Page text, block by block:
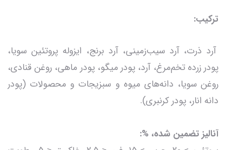
ترکیب:
آرد ذرت، آرد سیب‌زمینی، آرد برنج، ایزوله پروتئین سویا،
پودر زرده تخم‌مرغ، آرد، پودر میگو، پودر ماهی، روغن قنادی،
روغن سویا، دانه‌های میوه و سبزیجات و محصولات (پودر
دانه انار، پودر کرنبری).
آنالیز تضمین شده، %: